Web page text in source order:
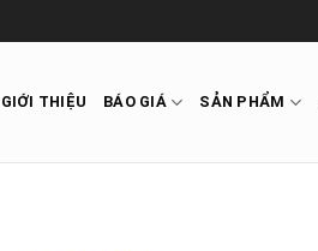
GIỚI THIỆU BÁO GIÁ SẢN PHẨM